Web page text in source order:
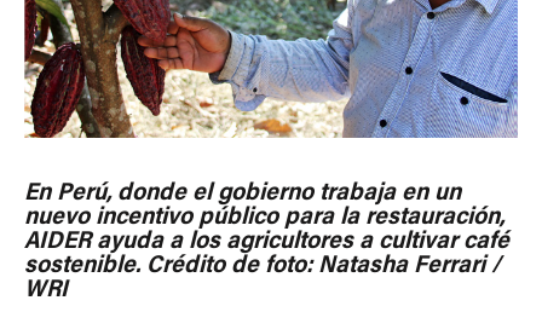
En Perú, donde el gobierno trabaja en un
nuevo incentivo público para la restauración,
AIDER ayuda a los agricultores a cultivar café
sostenible. Crédito de foto: Natasha Ferrari /
WRI